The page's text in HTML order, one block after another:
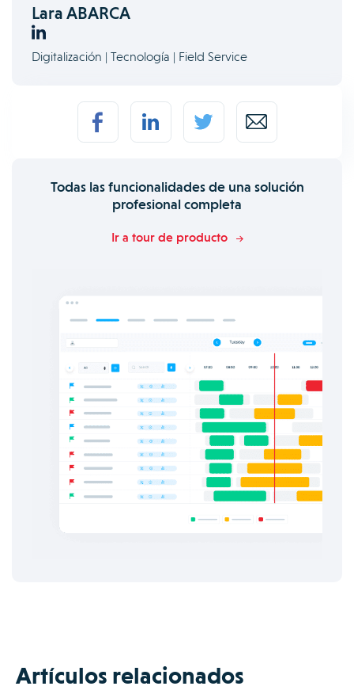
Lara ABARCA
Digitalización | Tecnología | Field Service
Todas las funcionalidades de una solución
profesional completa
Ir a tour de producto
Artículos relacionados